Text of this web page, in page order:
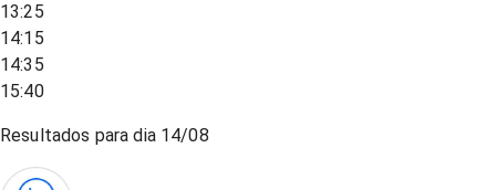
13:25
14:15
14:35
15:40
Resultados para dia 14/08